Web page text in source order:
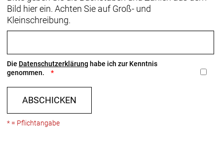
Bild hier ein. Achten Sie auf Groß- und
Kleinschreibung.
Die Datenschutzerklärung habe ich zur Kenntnis
genommen.
ABSCHICKEN
* = Pflichtangabe